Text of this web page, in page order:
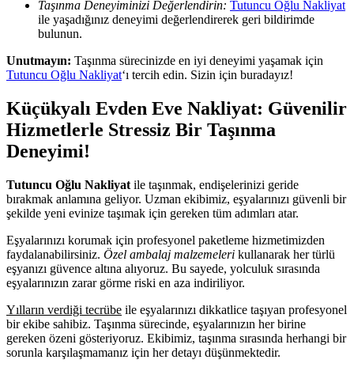
Taşınma Deneyiminizi Değerlendirin: Tutuncu Oğlu Nakliyat
ile yaşadığınız deneyimi değerlendirerek geri bildirimde
bulunun.
Unutmayın: Taşınma sürecinizde en iyi deneyimi yaşamak için
Tutuncu Oğlu Nakliyat‘ı tercih edin. Sizin için buradayız!
Küçükyalı Evden Eve Nakliyat: Güvenilir
Hizmetlerle Stressiz Bir Taşınma
Deneyimi!
Tutuncu Oğlu Nakliyat ile taşınmak, endişelerinizi geride
bırakmak anlamına geliyor. Uzman ekibimiz, eşyalarınızı güvenli bir
şekilde yeni evinize taşımak için gereken tüm adımları atar.
Eşyalarınızı korumak için profesyonel paketleme hizmetimizden
faydalanabilirsiniz. Özel ambalaj malzemeleri kullanarak her türlü
eşyanızı güvence altına alıyoruz. Bu sayede, yolculuk sırasında
eşyalarınızın zarar görme riski en aza indiriliyor.
Yılların verdiği tecrübe ile eşyalarınızı dikkatlice taşıyan profesyonel
bir ekibe sahibiz. Taşınma sürecinde, eşyalarınızın her birine
gereken özeni gösteriyoruz. Ekibimiz, taşınma sırasında herhangi bir
sorunla karşılaşmamanız için her detayı düşünmektedir.